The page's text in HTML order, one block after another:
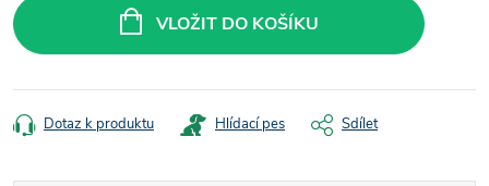
cena:
VLOŽIT DO KOŠÍKU
Dotaz k produktu Hlídací pes Sdílet